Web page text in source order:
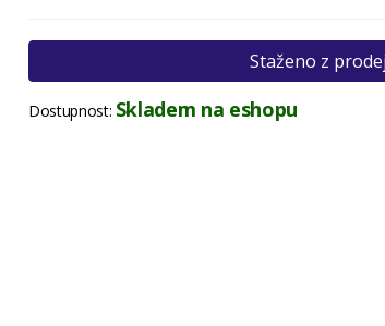
Staženo z
Dostupnost: Skladem na eshopu